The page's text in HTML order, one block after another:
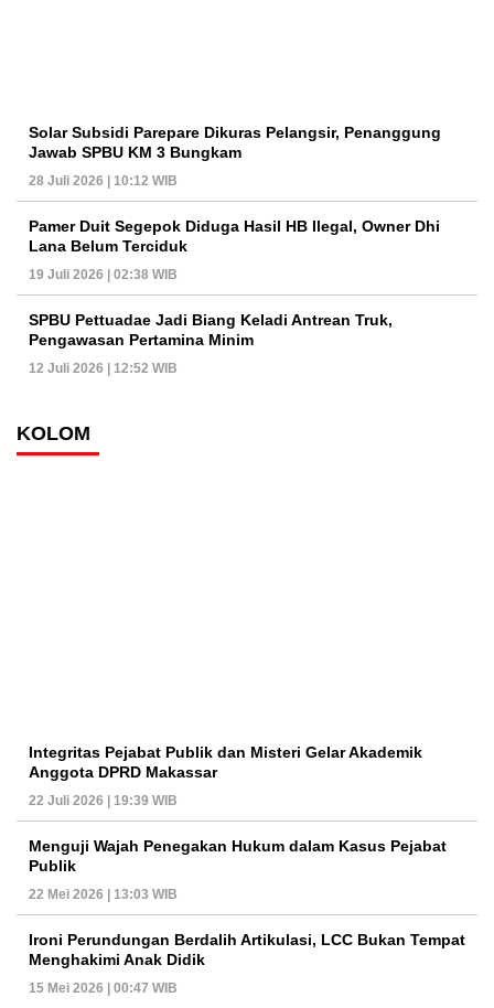
Solar Subsidi Parepare Dikuras Pelangsir, Penanggung
Jawab SPBU KM 3 Bungkam
28 Juli 2026 | 10:12 WIB
Pamer Duit Segepok Diduga Hasil HB Ilegal, Owner Dhi
Lana Belum Terciduk
19 Juli 2026 | 02:38 WIB
SPBU Pettuadae Jadi Biang Keladi Antrean Truk,
Pengawasan Pertamina Minim
12 Juli 2026 | 12:52 WIB
KOLOM
Integritas Pejabat Publik dan Misteri Gelar Akademik
Anggota DPRD Makassar
22 Juli 2026 | 19:39 WIB
Menguji Wajah Penegakan Hukum dalam Kasus Pejabat
Publik
22 Mei 2026 | 13:03 WIB
Ironi Perundungan Berdalih Artikulasi, LCC Bukan Tempat
Menghakimi Anak Didik
15 Mei 2026 | 00:47 WIB